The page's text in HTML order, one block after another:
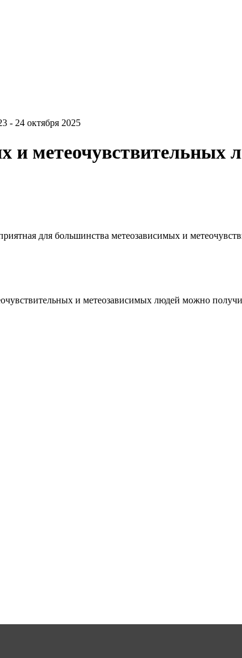
- 24 октября 2025
и метеочувствительных
для большинства метеозависимых и
и метеозависимых людей можно